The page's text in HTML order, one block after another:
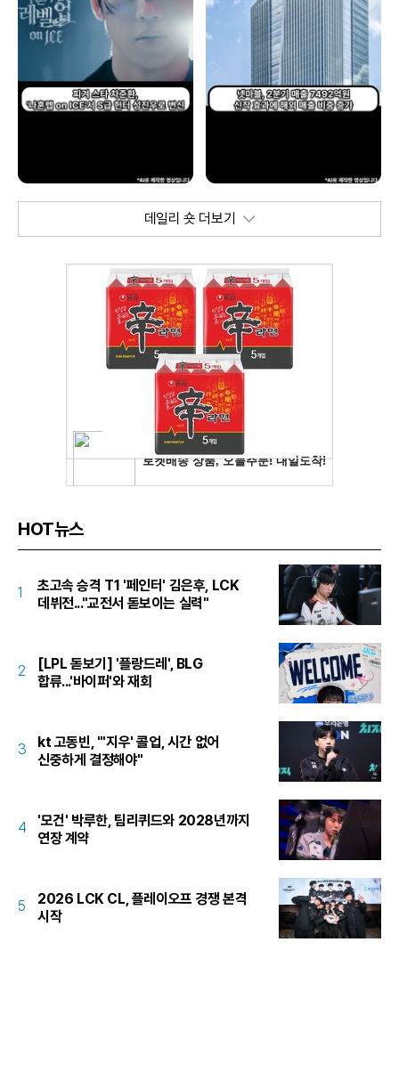
데일리 숏 더보기
HOT뉴스
1
초고속 승격 T1 '페인터' 김은후, LCK
데뷔전..."교전서 돋보이는 실력"
2
[LPL 돋보기] '플랑드레', BLG
합류...'바이퍼'와 재회
3
kt 고동빈, "'지우' 콜업, 시간 없어
신중하게 결정해야"
4
'모건' 박루한, 팀리퀴드와 2028년까지
연장 계약
5
2026 LCK CL, 플레이오프 경쟁 본격
시작